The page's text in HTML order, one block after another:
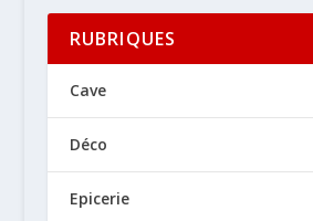
RUBRIQUES
Cave
Déco
Epicerie